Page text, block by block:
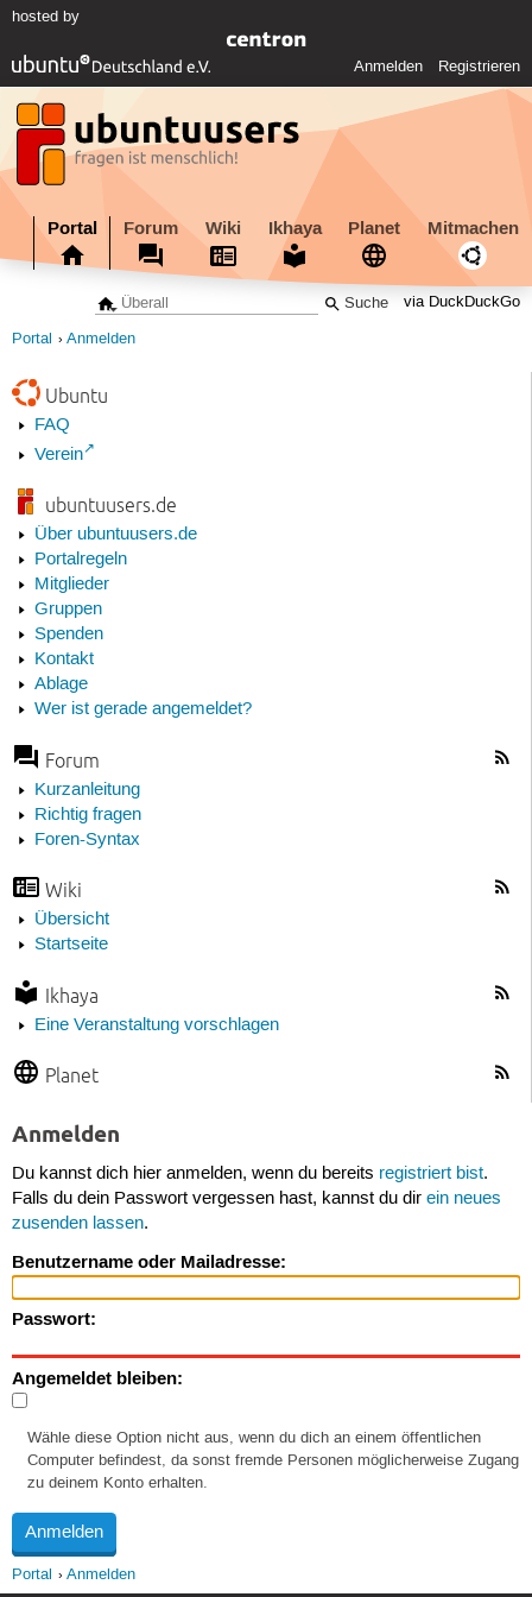
hosted by
Anmelden Registrieren
Portal Forum Wiki Ikhaya Planet Mitmachen
via DuckDuckGo
Portal Anmelden
Ubuntu
FAQ
Verein
ubuntuusers.de
Über ubuntuusers.de
Portalregeln
Mitglieder
Gruppen
Spenden
Kontakt
Ablage
Wer ist gerade angemeldet?
Forum
Kurzanleitung
Richtig fragen
Foren-Syntax
Wiki
Übersicht
Startseite
Ikhaya
Eine Veranstaltung vorschlagen
Planet
Anmelden
Du kannst dich hier anmelden, wenn du bereits registriert bist.
Falls du dein Passwort vergessen hast, kannst du dir ein neues
zusenden lassen.
Benutzername oder Mailadresse:
Passwort:
Angemeldet bleiben:
Wähle diese Option nicht aus, wenn du dich an einem öffentlichen
Computer befindest, da sonst fremde Personen möglicherweise Zugang
zu deinem Konto erhalten.
Portal Anmelden